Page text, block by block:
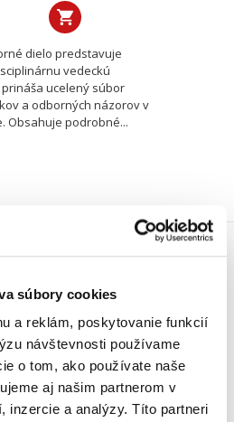
súbory cookies
a reklám, poskytovanie funkcií
návštevnosti používame
o tom, ako používate naše
aj našim partnerom v
inzercie a analýzy. Títo partneri
dielo predstavuje
vedeckú
ucelený súbor
a odborných názorov v
Obsahuje podrobné...
dopravu zdarma
nakladateľstvo
na trhu už viac ako 11